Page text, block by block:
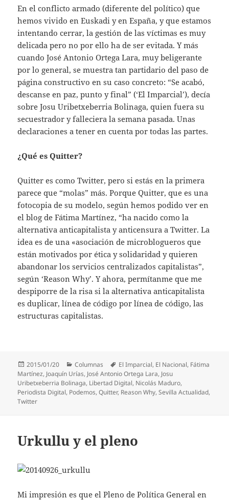
En el conflicto armado (diferente del político) que
hemos vivido en Euskadi y en España, y que estamos
intentando cerrar, la gestión de las víctimas es muy
delicada pero no por ello ha de ser evitada. Y más
cuando José Antonio Ortega Lara, muy beligerante
por lo general, se muestra tan partidario del paso de
página constructivo en su caso concreto: “Se acabó,
descanse en paz, punto y final” (‘El Imparcial’), decía
sobre Josu Uribetxeberria Bolinaga, quien fuera su
secuestrador y falleciera la semana pasada. Unas
declaraciones a tener en cuenta por todas las partes.
¿Qué es Quitter?
Quitter es como Twitter, pero si estás en la primera
parece que “molas” más. Porque Quitter, que es una
fotocopia de su modelo, según hemos podido ver en
el blog de Fátima Martínez, “ha nacido como la
alternativa anticapitalista y anticensura a Twitter. La
idea es de una «asociación de microblogueros que
están motivados por ética y solidaridad y quieren
abandonar los servicios centralizados capitalistas”,
según ‘Reason Why’. Y ahora, permítanme que me
despiporre de la risa si la alternativa anticapitalista
es duplicar, línea de código por línea de código, las
estructuras capitalistas.
Publicado
el
2015/01/20 Categorías
Columnas Etiquetas
El Imparcial, El Nacional, Fátima
Martínez, Joaquín Urías, José Antonio Ortega Lara, Josu
Uribetxeberria Bolinaga, Libertad Digital, Nicolás Maduro,
Periodista Digital, Podemos,Quitter, Reason Why,Sevilla Actualidad,
Twitter
Urkullu y el pleno
Mi impresión es que el Pleno de Política General en